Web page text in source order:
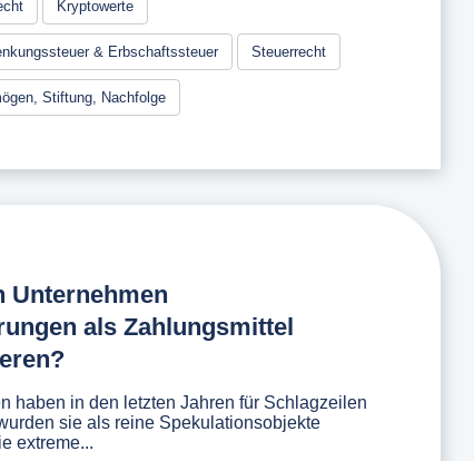
Kryptowerte
& Erbschaftssteuer Steuerrecht
Stiftung, Nachfolge
Unternehmen
als Zahlungsmittel
haben in den letzten Jahren für Schlagzeilen
sie als reine Spekulationsobjekte
extreme...